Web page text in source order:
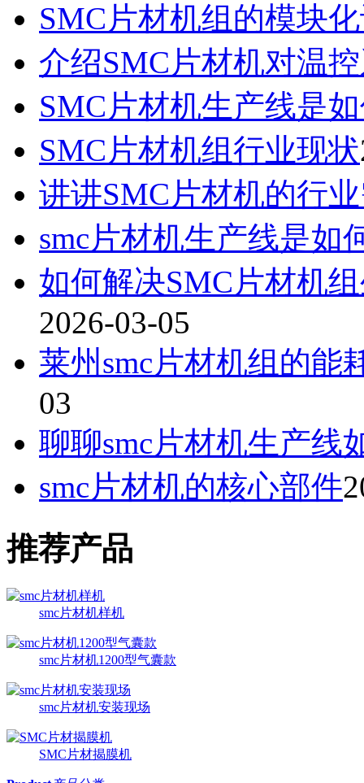
SMC片材机组的模块
介绍SMC片材机对温
SMC片材机生产线是
SMC片材机组行业现状
讲讲SMC片材机的行
smc片材机生产线是如
如何‌解决SMC片材机
2026-03-05
莱州smc片材机组的能
03
聊聊smc片材机生产线
smc片材机的核心部件
推荐产品
smc片材机样机
smc片材机1200型气囊款
smc片材机安装现场
SMC片材揭膜机